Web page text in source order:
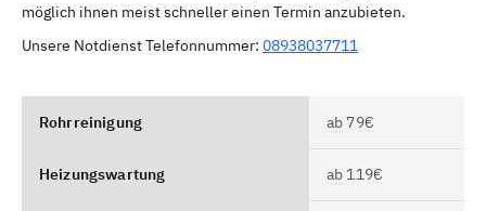
möglich ihnen meist schneller einen Termin anzubieten.
Unsere Notdienst Telefonnummer: 08938037711
Rohrreinigung ab 79€
Heizungswartung ab 119€